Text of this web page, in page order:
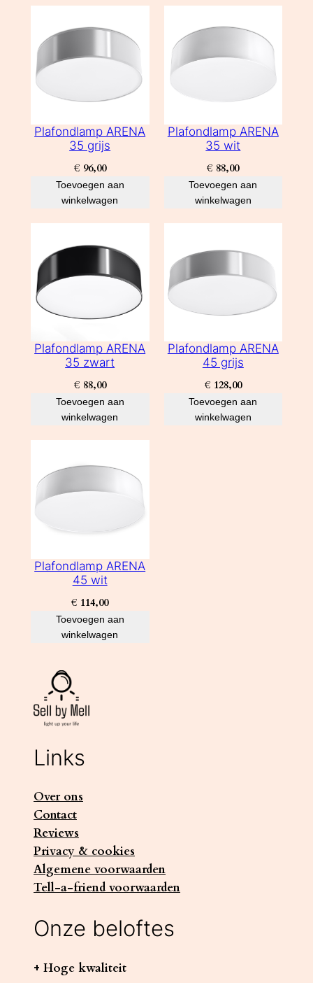
Plafondlamp ARENA
35 grijs
€ 96,00
Toevoegen aan
winkelwagen
Plafondlamp ARENA
35 wit
€ 88,00
Toevoegen aan
winkelwagen
Plafondlamp ARENA
35 zwart
€ 88,00
Toevoegen aan
winkelwagen
Plafondlamp ARENA
45 grijs
€ 128,00
Toevoegen aan
winkelwagen
Plafondlamp ARENA
45 wit
€ 114,00
Toevoegen aan
winkelwagen
Links
Over ons
Contact
Reviews
Privacy & cookies
Algemene voorwaarden
Tell-a-friend voorwaarden
Onze beloftes
+ Hoge kwaliteit